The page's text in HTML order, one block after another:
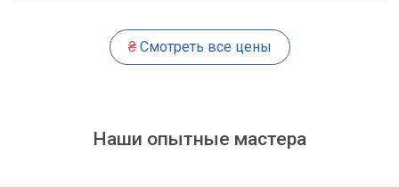
₴Смотреть все цены
Наши опытные мастера